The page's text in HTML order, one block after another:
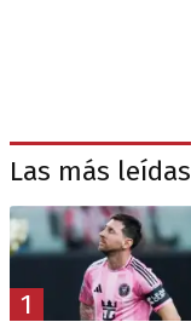
Las más leídas
1